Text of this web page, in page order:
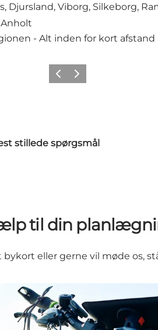
Djursland, Viborg, Silkeborg,
- Alt inden for kort afstand
ForrigeNæste
stillede spørgsmål
til din
eller gerne vil møde os,
brochurer til Aarhusregionen